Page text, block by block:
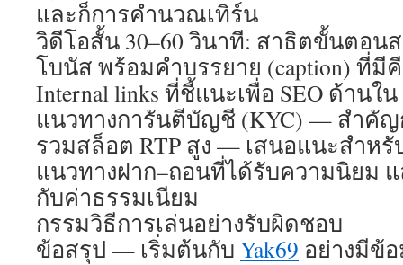
วิดีโอสั้น 30–60 วินาที: สาธิตขั้นตอน
โบนัส พร้อมคำบรรยาย (caption) ที่มี
Internal links ที่ชี้แนะเพื่อ SEO ด้านใน
แนวทางการันตีบัญชี (KYC) — สำคั
รวมสล็อต RTP สูง — เสนอแนะสำห
แนวทางฝาก–ถอนที่ได้รับความนิยม
กับค่าธรรมเนียม
กรรมวิธีการเล่นอย่างรับผิดชอบ
ข้อสรุป — เริ่มต้นกับ Yak69 อย่างมีข้